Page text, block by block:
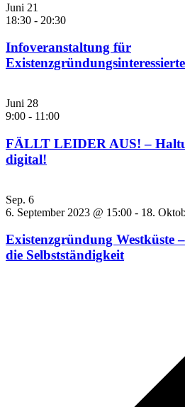
Juni 21
18:30 - 20:30
Infoveranstaltung für
Existenzgründungsinteressierte
Juni 28
9:00 - 11:00
FÄLLT LEIDER AUS! –
digital!
Sep. 6
6. September 2023 @ 15:00 - 18.
Existenzgründung Westküste
die Selbstständigkeit